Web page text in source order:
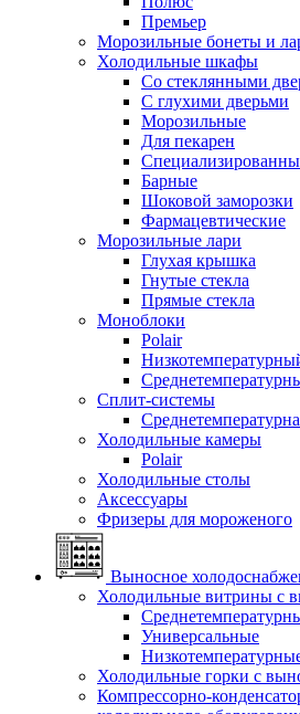
Премьер
Морозильные бонеты и
Холодильные шкафы
Со стеклянными
С глухими дверьми
Морозильные
Для пекарен
Барные
Шоковой заморозки
Фармацевтические
Морозильные лари
Глухая крышка
Гнутые стекла
Прямые стекла
Моноблоки
Polair
Сплит-системы
Холодильные камеры
Polair
Холодильные столы
Аксессуары
Фризеры для мороженого
Выносное
Холодильные витрины с
Универсальные
Холодильные горки с
Компрессорно-